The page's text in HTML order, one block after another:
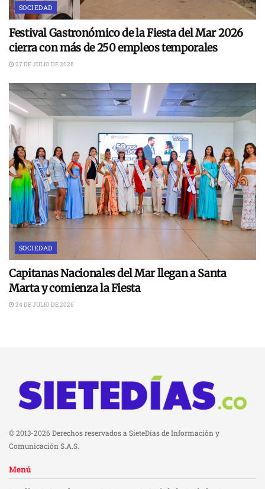
SOCIEDAD
Festival Gastronómico de la Fiesta del Mar 2026
cierra con más de 250 empleos temporales
27 DE JULIO DE 2026
SOCIEDAD
Capitanas Nacionales del Mar llegan a Santa
Marta y comienza la Fiesta
24 DE JULIO DE 2026
© 2013-2026 Derechos reservados a SieteDías de Información y
Comunicación S.A.S.
Menú